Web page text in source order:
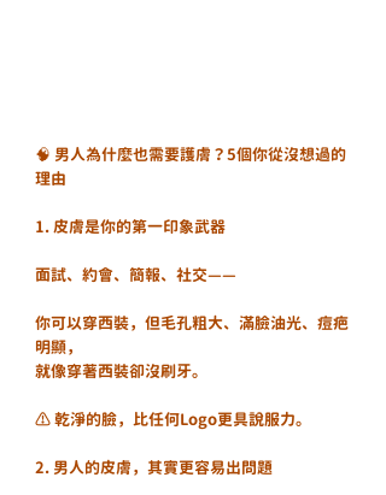
🧠 男人為什麼也需要護膚？5個你從沒想過的
理由
1. 皮膚是你的第一印象武器
面試、約會、簡報、社交——
你可以穿西裝，但毛孔粗大、滿臉油光、痘疤
明顯，
就像穿著西裝卻沒刷牙。
⚠️ 乾淨的臉，比任何Logo更具說服力。
2. 男人的皮膚，其實更容易出問題